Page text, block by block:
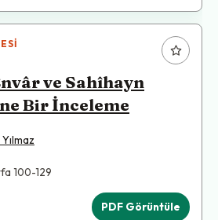
ve Sahîhayn
Bir İnceleme
100-129
PDF Görüntüle